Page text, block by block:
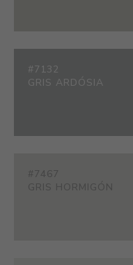
#7132
GRIS ARDÓSIA
#7467
GRIS HORMIGÓN